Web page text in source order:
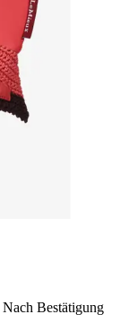
Nach Bestätigung